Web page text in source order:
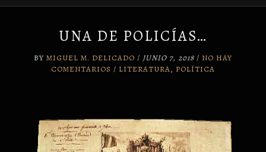
UNA DE POLICÍAS…
BY MIGUEL M. DELICADO / JUNIO 7, 2018 / NO HAY
COMENTARIOS / LITERATURA, POLÍTICA